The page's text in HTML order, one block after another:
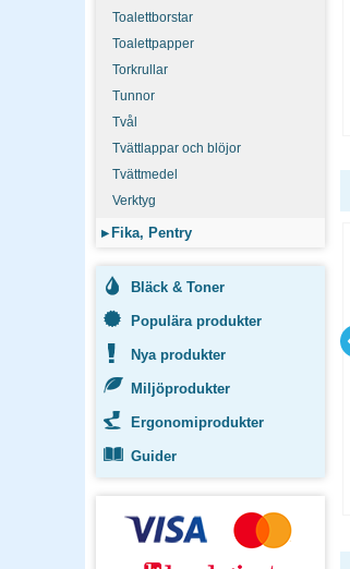
Toalettborstar
Toalettpapper
Torkrullar
Tunnor
Tvål
Tvättlappar och blöjor
Tvättmedel
Verktyg
▸ Fika, Pentry
Bläck & Toner
Populära produkter
Nya produkter
Miljöprodukter
Ergonomiprodukter
Guider
1-2 dagar
Ajax Multi Action Glas 750ml